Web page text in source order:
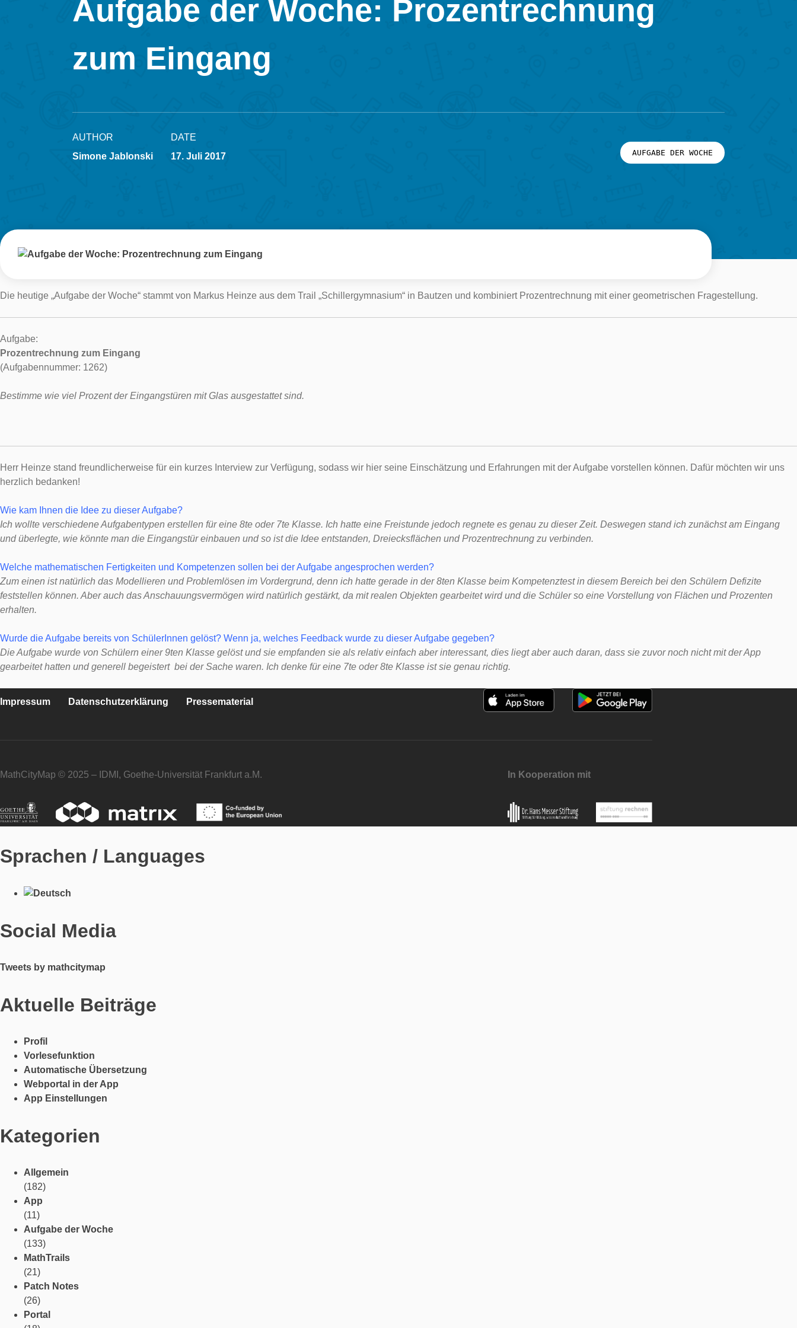
Aufgabe der Woche: Prozentrechnung
zum Eingang
AUTHOR
Simone Jablonski
DATE
17. Juli 2017
AUFGABE DER WOCHE
Die heutige „Aufgabe der Woche“ stammt von Markus Heinze aus dem Trail „Schillergymnasium“ in Bautzen und kombiniert Prozentrechnung mit einer geometrischen Fragestellung.
Aufgabe:
Prozentrechnung zum Eingang
(Aufgabennummer: 1262)
Bestimme wie viel Prozent der Eingangstüren mit Glas ausgestattet sind.
Herr Heinze stand freundlicherweise für ein kurzes Interview zur Verfügung, sodass wir hier seine Einschätzung und Erfahrungen mit der Aufgabe vorstellen können. Dafür möchten wir uns
herzlich bedanken!
Wie kam Ihnen die Idee zu dieser Aufgabe?
Ich wollte verschiedene Aufgabentypen erstellen für eine 8te oder 7te Klasse. Ich hatte eine Freistunde jedoch regnete es genau zu dieser Zeit. Deswegen stand ich zunächst am Eingang
und überlegte, wie könnte man die Eingangstür einbauen und so ist die Idee entstanden, Dreiecksflächen und Prozentrechnung zu verbinden.
Welche mathematischen Fertigkeiten und Kompetenzen sollen bei der Aufgabe angesprochen werden?
Zum einen ist natürlich das Modellieren und Problemlösen im Vordergrund, denn ich hatte gerade in der 8ten Klasse beim Kompetenztest in diesem Bereich bei den Schülern Defizite
feststellen können. Aber auch das Anschauungsvermögen wird natürlich gestärkt, da mit realen Objekten gearbeitet wird und die Schüler so eine Vorstellung von Flächen und Prozenten
erhalten.
Wurde die Aufgabe bereits von SchülerInnen gelöst? Wenn ja, welches Feedback wurde zu dieser Aufgabe gegeben?
Die Aufgabe wurde von Schülern einer 9ten Klasse gelöst und sie empfanden sie als relativ einfach aber interessant, dies liegt aber auch daran, dass sie zuvor noch nicht mit der App
gearbeitet hatten und generell begeistert bei der Sache waren. Ich denke für eine 7te oder 8te Klasse ist sie genau richtig.
Impressum Datenschutzerklärung Pressematerial
MathCityMap © 2025 – IDMI, Goethe-Universität Frankfurt a.M. In Kooperation mit
Sprachen / Languages
Social Media
Tweets by mathcitymap
Aktuelle Beiträge
Profil
Vorlesefunktion
Automatische Übersetzung
Webportal in der App
App Einstellungen
Kategorien
Allgemein
(182)
App
(11)
Aufgabe der Woche
(133)
MathTrails
(21)
Patch Notes
(26)
Portal